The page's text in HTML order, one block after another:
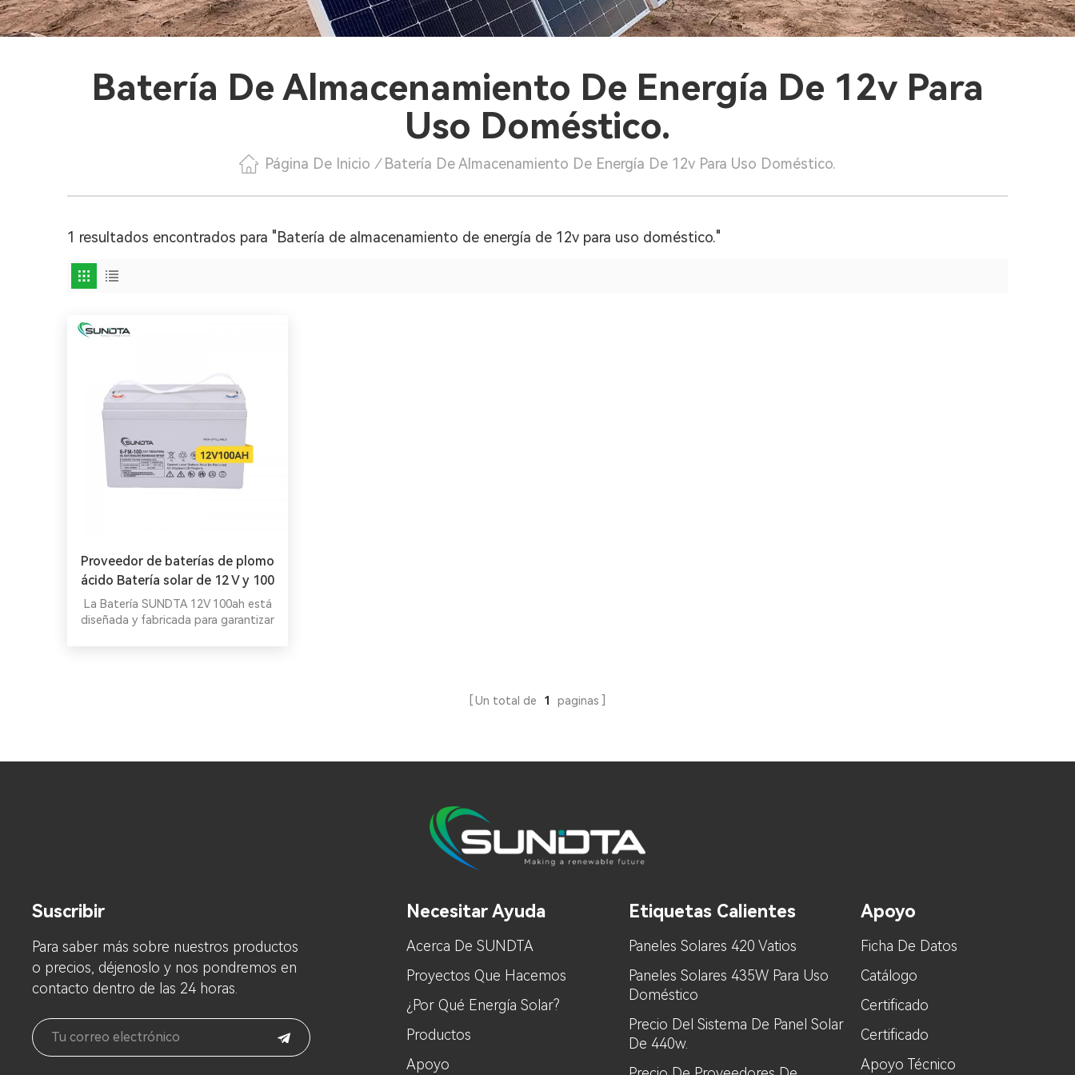
Batería De Almacenamiento De Energía De 12v Para
Uso Doméstico.
Página De Inicio / Batería De Almacenamiento De Energía De 12v Para Uso Doméstico.
1 resultados encontrados para "Batería de almacenamiento de energía de 12v para uso doméstico."
Proveedor de baterías de plomo
ácido Batería solar de 12 V y 100
AH
La Batería SUNDTA 12V 100ah está
diseñada y fabricada para garantizar
Un total de 1 paginas
Suscribir
Para saber más sobre nuestros productos
o precios, déjenoslo y nos pondremos en
contacto dentro de las 24 horas.
Necesitar Ayuda
Acerca De SUNDTA
Proyectos Que Hacemos
¿Por Qué Energía Solar?
Productos
Apoyo
Etiquetas Calientes
Paneles Solares 420 Vatios
Paneles Solares 435W Para Uso
Doméstico
Precio Del Sistema De Panel Solar
De 440w.
Apoyo
Ficha De Datos
Catálogo
Certificado
Certificado
Apoyo Técnico